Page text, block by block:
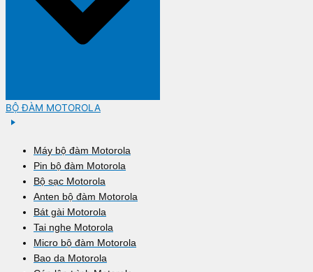
BỘ ĐÀM MOTOROLA
Máy bộ đàm Motorola
Pin bộ đàm Motorola
Bộ sạc Motorola
Anten bộ đàm Motorola
Bát gài Motorola
Tai nghe Motorola
Micro bộ đàm Motorola
Bao da Motorola